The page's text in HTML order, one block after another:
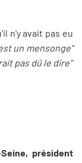
n'y avait pas eu
un mensonge"
pas dû le dire"
président